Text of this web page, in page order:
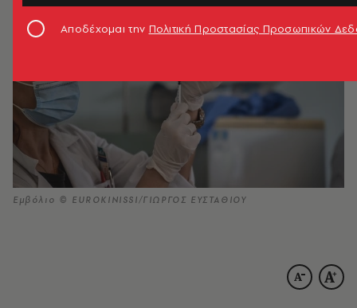
Εμβόλιο © EUROKINISSI/ΓΙΩΡΓΟΣ ΕΥΣΤΑΘΙΟΥ
Αποδέχομαι την Πολιτική Προστασίας Προσωπικών